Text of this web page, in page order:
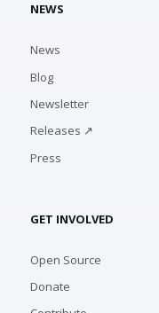
NEWS
News
Blog
Newsletter
Releases ↗
Press
GET INVOLVED
Open Source
Donate